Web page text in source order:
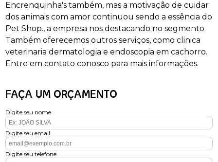
Encrenquinha's também, mas a motivação de cuidar
dos animais com amor continuou sendo a essência do
Pet Shop., a empresa nos destacando no segmento.
Também oferecemos outros serviços, como clinica
veterinaria dermatologia e endoscopia em cachorro.
Entre em contato conosco para mais informações.
FAÇA UM ORÇAMENTO
Digite seu nome
Digite seu email
Digite seu telefone